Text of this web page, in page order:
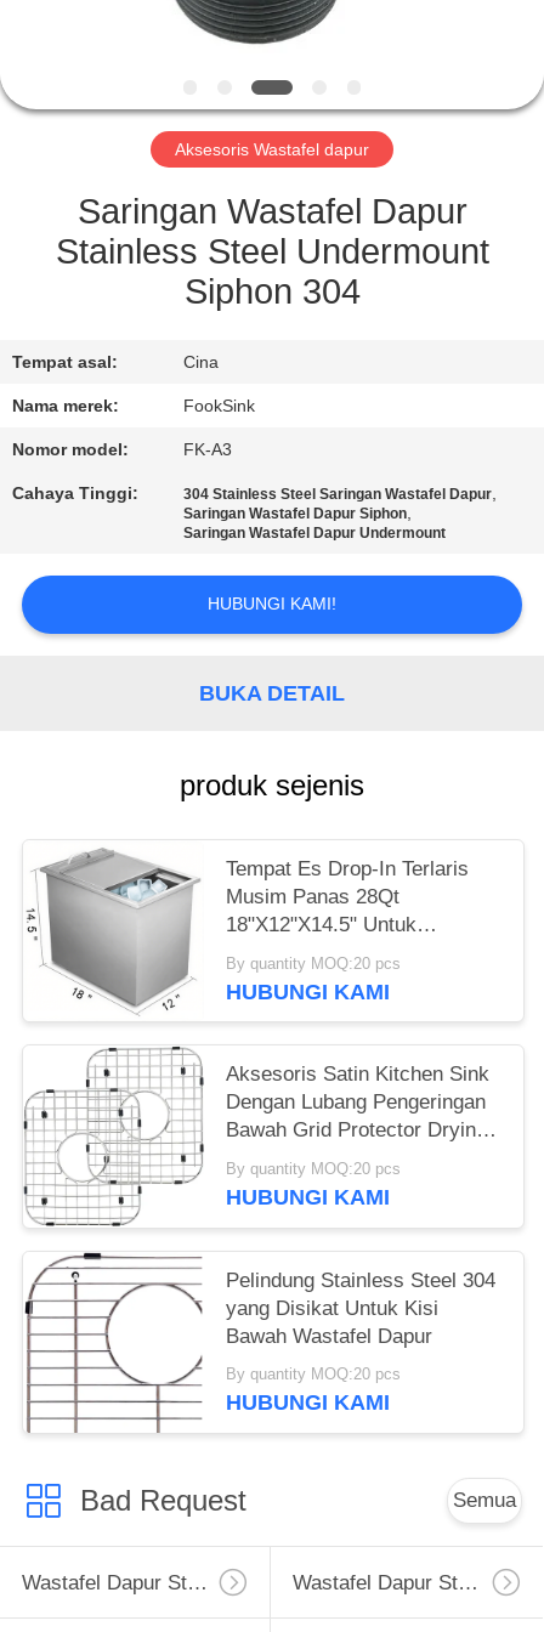
HUBUNGI
KAMI
PERMINTAAN
PENAWARAN
PRIVACY
POLICY
Aksesoris Wastafel dapur
Saringan Wastafel Dapur
Stainless Steel Undermount
Siphon 304
Tempat asal: Cina
Nama merek: FookSink
Nomor model: FK-A3
Cahaya Tinggi: 304 Stainless Steel Saringan Wastafel Dapur,
Saringan Wastafel Dapur Siphon,
Saringan Wastafel Dapur Undermount
HUBUNGI KAMI!
BUKA DETAIL
produk sejenis
Tempat Es Drop-In Terlaris
Musim Panas 28Qt
18"X12"X14.5" Untuk
Penyimpanan 304 316
Stainless Steel Cooler Ice Bin
Amerika
By quantity MOQ:20 pcs
HUBUNGI KAMI
Aksesoris Satin Kitchen Sink
Dengan Lubang Pengeringan
Bawah Grid Protector Drying
Rack 2pcs Set
By quantity MOQ:20 pcs
HUBUNGI KAMI
Pelindung Stainless Steel 304
yang Disikat Untuk Kisi
Bawah Wastafel Dapur
By quantity MOQ:20 pcs
HUBUNGI KAMI
Bad Request Semua
Wastafel Dapur Stainless Steel Apron Wastafel Dapur Stainless Steel Tingkat Atas